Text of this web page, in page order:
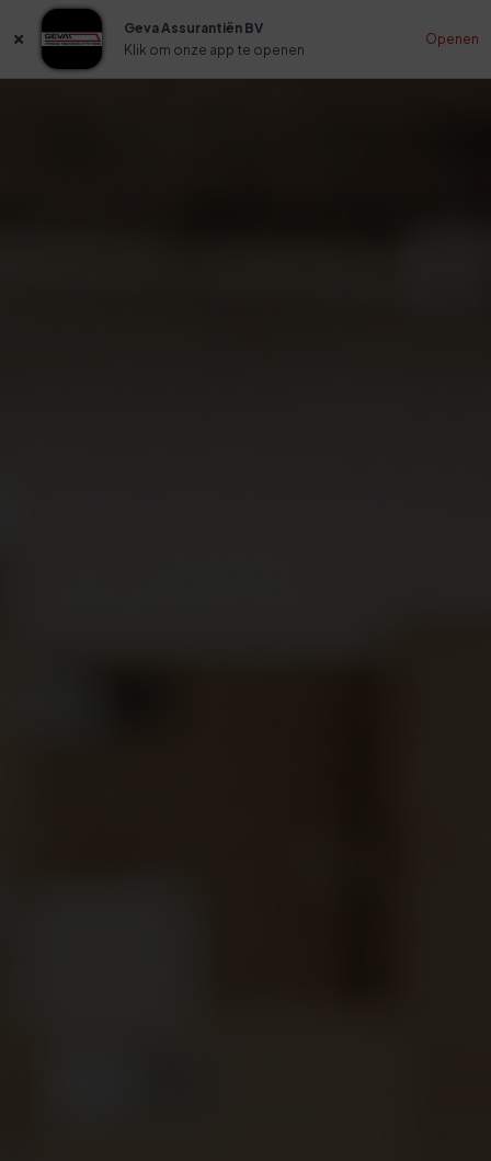
Geva Assurantiën BV
Klik om onze app te openen
Openen